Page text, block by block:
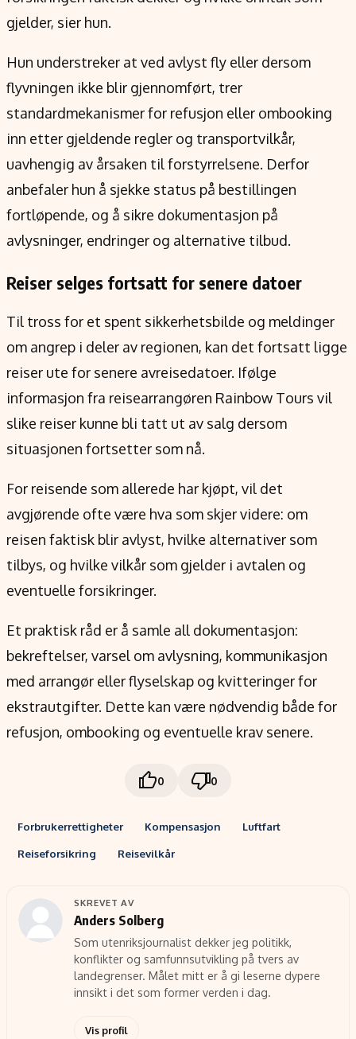
gjelder, sier hun.
Hun understreker at ved avlyst fly eller dersom
flyvningen ikke blir gjennomført, trer
standardmekanismer for refusjon eller ombooking
inn etter gjeldende regler og transportvilkår,
uavhengig av årsaken til forstyrrelsene. Derfor
anbefaler hun å sjekke status på bestillingen
fortløpende, og å sikre dokumentasjon på
avlysninger, endringer og alternative tilbud.
Reiser selges fortsatt for senere datoer
Til tross for et spent sikkerhetsbilde og meldinger
om angrep i deler av regionen, kan det fortsatt ligge
reiser ute for senere avreisedatoer. Ifølge
informasjon fra reisearrangøren Rainbow Tours vil
slike reiser kunne bli tatt ut av salg dersom
situasjonen fortsetter som nå.
For reisende som allerede har kjøpt, vil det
avgjørende ofte være hva som skjer videre: om
reisen faktisk blir avlyst, hvilke alternativer som
tilbys, og hvilke vilkår som gjelder i avtalen og
eventuelle forsikringer.
Et praktisk råd er å samle all dokumentasjon:
bekreftelser, varsel om avlysning, kommunikasjon
med arrangør eller flyselskap og kvitteringer for
ekstrautgifter. Dette kan være nødvendig både for
refusjon, ombooking og eventuelle krav senere.
0 0
Forbrukerrettigheter Kompensasjon
Luftfart
Reiseforsikring
Reisevilkår
SKREVET AV
Anders Solberg
Som utenriksjournalist dekker jeg politikk,
konflikter og samfunnsutvikling på tvers av
landegrenser. Målet mitt er å gi leserne dypere
innsikt i det som former verden i dag.
Vis profil